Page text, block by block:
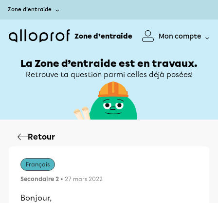
Zone d’entraide
Zone d’entraide Mon compte
La Zone d’entraide est en travaux.
Retrouve ta question parmi celles déjà posées!
Retour
Français
Secondaire 2 • 27 mars 2022
Bonjour,